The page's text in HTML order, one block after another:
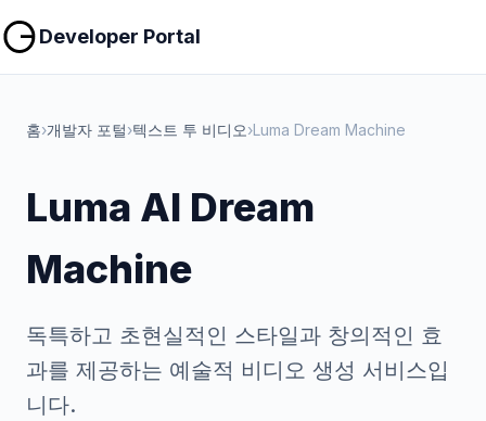
Developer Portal
홈›개발자 포털›텍스트 투 비디오›Luma Dream Machine
Luma AI Dream
Machine
독특하고 초현실적인 스타일과 창의적인 효
과를 제공하는 예술적 비디오 생성 서비스입
니다.